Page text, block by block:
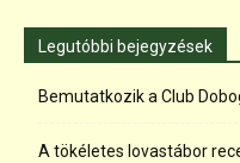
Legutóbbi bejegyzések
Bemutatkozik a Club
A tökéletes lovastábor